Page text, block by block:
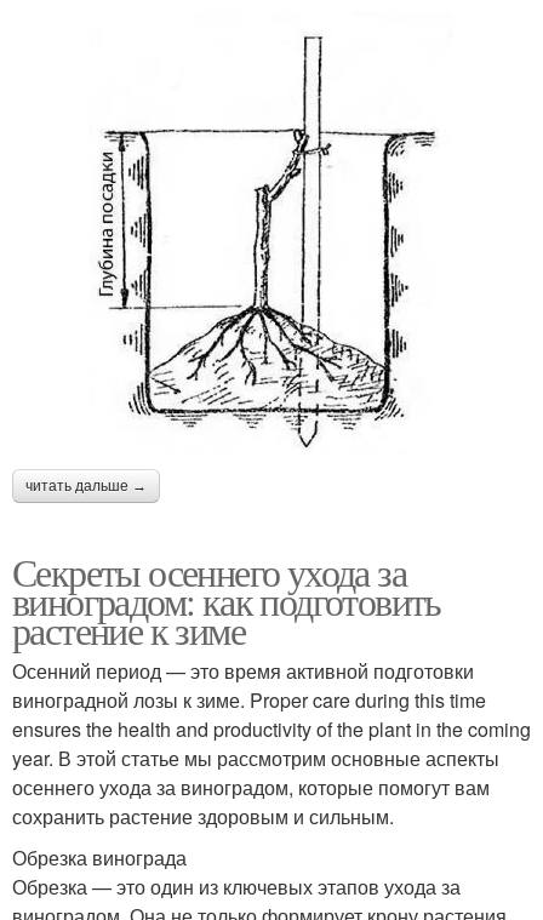
читать дальше →
Секреты осеннего ухода за
виноградом: как подготовить
растение к зиме
Осенний период — это время активной подготовки
виноградной лозы к зиме. Proper care during this time
ensures the health and productivity of the plant in the coming
year. В этой статье мы рассмотрим основные аспекты
осеннего ухода за виноградом, которые помогут вам
сохранить растение здоровым и сильным.
Обрезка винограда
Обрезка — это один из ключевых этапов ухода за